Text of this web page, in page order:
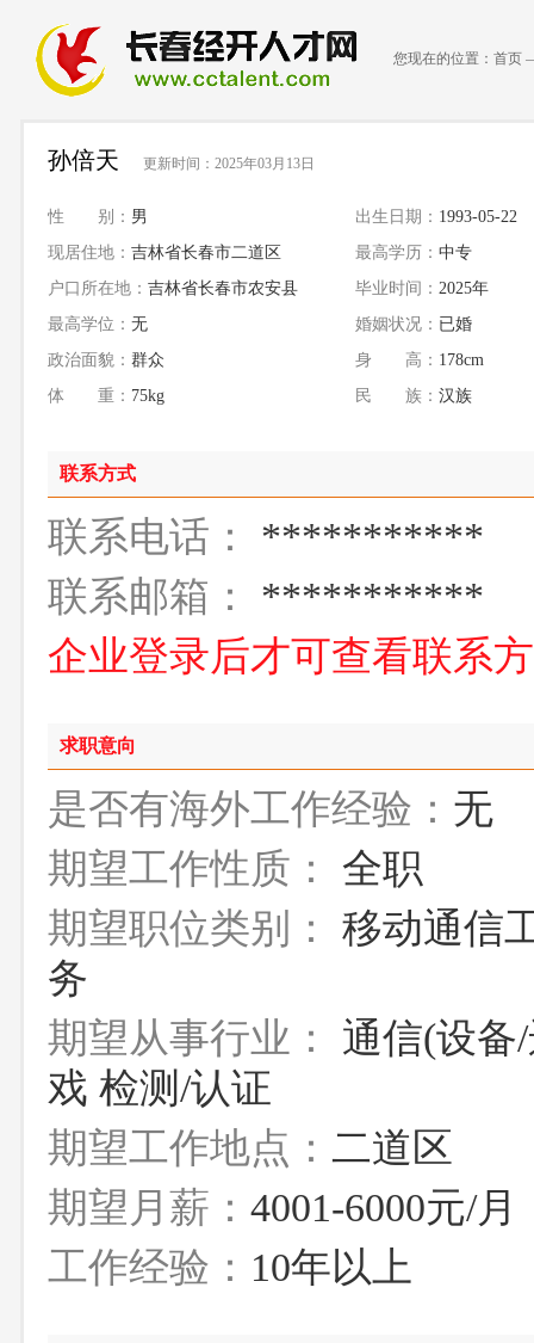
您现在的位置： 首页
孙倍天 更新时间：2025年03月13日
性 别： 男 出生日期： 1993-05-22
现居住地： 吉林省长春市二道区 最高学历： 中专
户口所在地： 吉林省长春市农安县 毕业时间： 2025年
最高学位： 无 婚姻状况： 已婚
政治面貌： 群众 身 高： 178cm
体 重： 75kg 民 族： 汉族
联系方式
联系电话：
***********
联系邮箱：
***********
企业登录后才可查看联
求职意向
是否有海外工作经验： 无
期望工作性质：
全职
期望职位类别：
移动通信
务
期望从事行业：
通信(设备
戏 检测/认证
期望工作地点： 二道区
期望月薪： 4001-6000元/月
工作经验： 10年以上